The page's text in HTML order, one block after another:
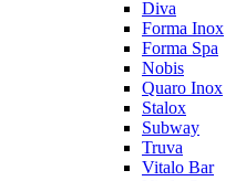
Diva
Forma Inox
Forma Spa
Nobis
Quaro Inox
Stalox
Subway
Truva
Vitalo Bar